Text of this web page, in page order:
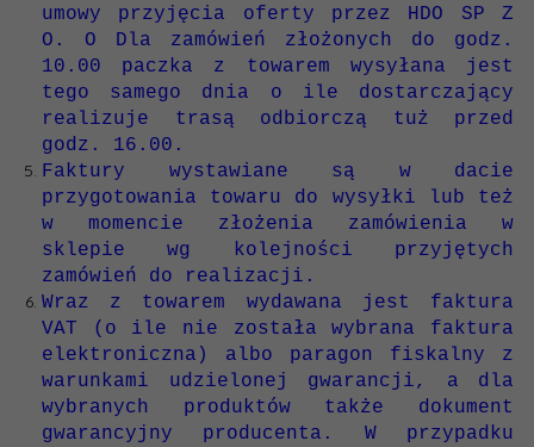
umowy przyjęcia oferty przez HDO SP Z
O. O Dla zamówień złożonych do godz.
10.00 paczka z towarem wysyłana jest
tego samego dnia o ile dostarczający
realizuje trasą odbiorczą tuż przed
godz. 16.00.
Faktury wystawiane są w dacie
przygotowania towaru do wysyłki lub też
w momencie złożenia zamówienia w
sklepie wg kolejności przyjętych
zamówień do realizacji.
Wraz z towarem wydawana jest faktura
VAT (o ile nie została wybrana faktura
elektroniczna) albo paragon fiskalny z
warunkami udzielonej gwarancji, a dla
wybranych produktów także dokument
gwarancyjny producenta. W przypadku